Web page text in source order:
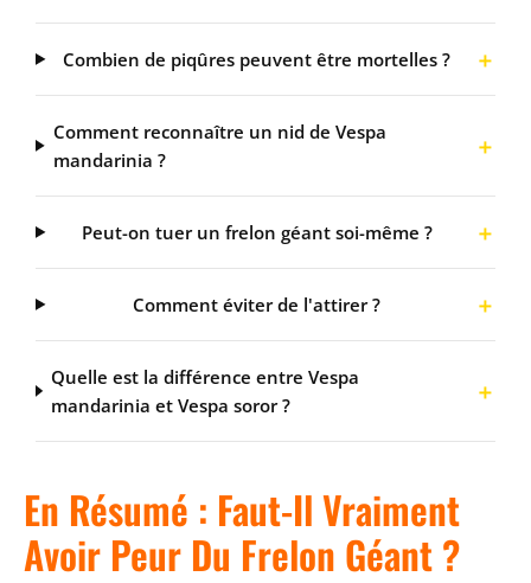
Combien de piqûres peuvent être mortelles ?
Comment reconnaître un nid de Vespa
mandarinia ?
Peut-on tuer un frelon géant soi-même ?
Comment éviter de l'attirer ?
Quelle est la différence entre Vespa
mandarinia et Vespa soror ?
En Résumé : Faut-Il Vraiment
Avoir Peur Du Frelon Géant ?